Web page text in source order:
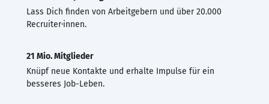
Lass Dich finden von Arbeitgebern und über 20.000
Recruiter·innen.
21 Mio. Mitglieder
Knüpf neue Kontakte und erhalte Impulse für ein
besseres Job-Leben.